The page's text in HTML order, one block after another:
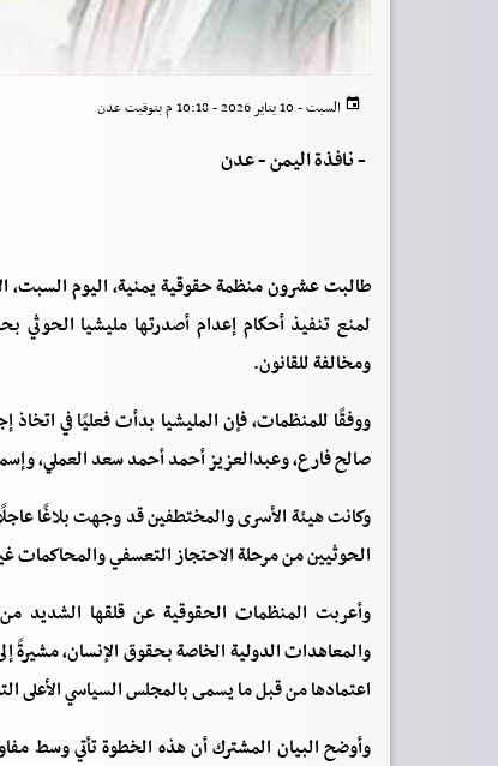
السبت - 10 يناير 2026 - 10:18 م بتوقيت عدن
-نافذة اليمن - عدن
طالبت عشرون منظمة حقوقية يمنية، اليوم السبت،
لمنع تنفيذ أحكام إعدام أصدرتها مليشيا
ومخالفة للقانون.
ووفقًا للمنظمات، فإن المليشيا بدأت فعليًا في
صالح فارع، وعبدالعزيز أحمد أحمد سعد العملي،
وكانت هيئة الأسرى والمختطفين قد وجهت بلاغًا
الحوثيين من مرحلة الاحتجاز التعسفي والمحاكمات
وأعربت المنظمات الحقوقية عن قلقها الشديد من
والمعاهدات الدولية الخاصة بحقوق الإنسان، مشيرةً
اعتمادها من قبل ما يسمى بالمجلس السياسي الأعلى
وأوضح البيان المشترك أن هذه الخطوة تأتي وسط